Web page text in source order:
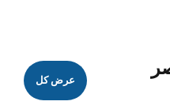
عرض كل